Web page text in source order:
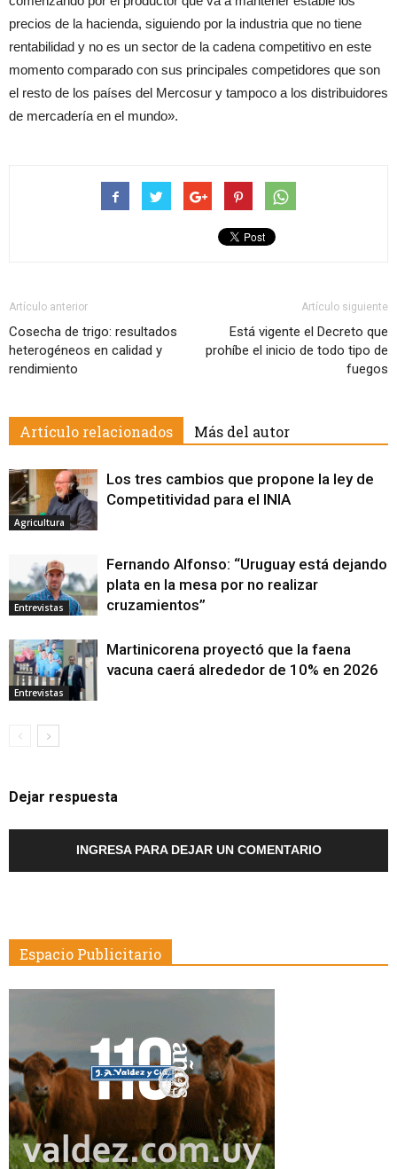
precios de la hacienda, siguiendo por la industria que no tiene
rentabilidad y no es un sector de la cadena competitivo en este
momento comparado con sus principales competidores que son
el resto de los países del Mercosur y tampoco a los distribuidores
de mercadería en el mundo».
Artículo anterior
Cosecha de trigo: resultados
heterogéneos en calidad y
rendimiento
Artículo siguiente
Está vigente el Decreto que
prohíbe el inicio de todo tipo de
fuegos
Artículo relacionados Más del autor
Agricultura
Los tres cambios que propone la ley de
Competitividad para el INIA
Entrevistas
Fernando Alfonso: “Uruguay está dejando
plata en la mesa por no realizar
cruzamientos”
Entrevistas
Martinicorena proyectó que la faena
vacuna caerá alrededor de 10% en 2026
Dejar respuesta
INGRESA PARA DEJAR UN COMENTARIO
Espacio Publicitario